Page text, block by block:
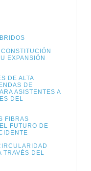
EXPANSIÓN
DE ALTA
DE
ASISTENTES A
DEL
FIBRAS
FUTURO DE
TRAVÉS DEL